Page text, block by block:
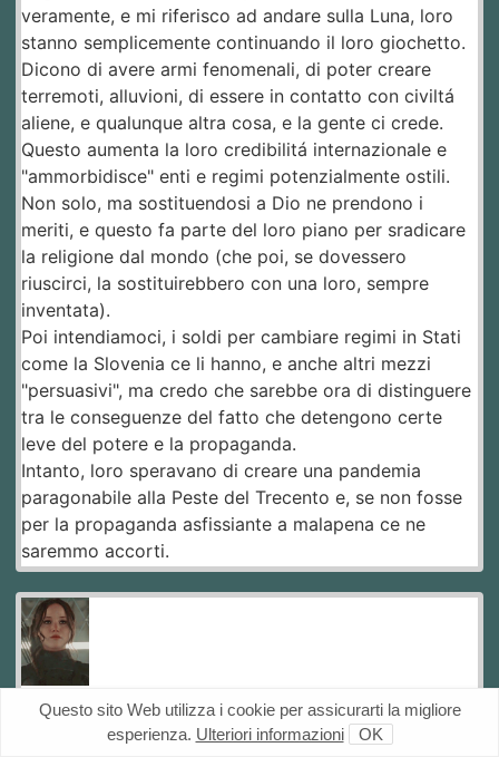
veramente, e mi riferisco ad andare sulla Luna, loro
stanno semplicemente continuando il loro giochetto.
Dicono di avere armi fenomenali, di poter creare
terremoti, alluvioni, di essere in contatto con civiltá
aliene, e qualunque altra cosa, e la gente ci crede.
Questo aumenta la loro credibilitá internazionale e
"ammorbidisce" enti e regimi potenzialmente ostili.
Non solo, ma sostituendosi a Dio ne prendono i
meriti, e questo fa parte del loro piano per sradicare
la religione dal mondo (che poi, se dovessero
riuscirci, la sostituirebbero con una loro, sempre
inventata).
Poi intendiamoci, i soldi per cambiare regimi in Stati
come la Slovenia ce li hanno, e anche altri mezzi
"persuasivi", ma credo che sarebbe ora di distinguere
tra le conseguenze del fatto che detengono certe
leve del potere e la propaganda.
Intanto, loro speravano di creare una pandemia
paragonabile alla Peste del Trecento e, se non fosse
per la propaganda asfissiante a malapena ce ne
saremmo accorti.
#9
Venusia
Questo sito Web utilizza i cookie per assicurarti la migliore
esperienza. Ulteriori informazioni OK